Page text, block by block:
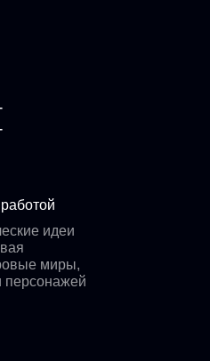
идеи
миры,
персонажей